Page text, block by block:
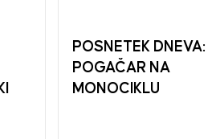
POSNETEK DNEVA:
POGAČAR NA
MONOCIKLU